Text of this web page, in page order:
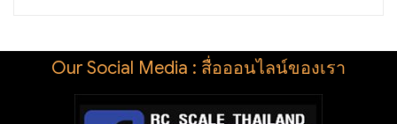
Our Social Media : สื่อออนไลน์ของเรา